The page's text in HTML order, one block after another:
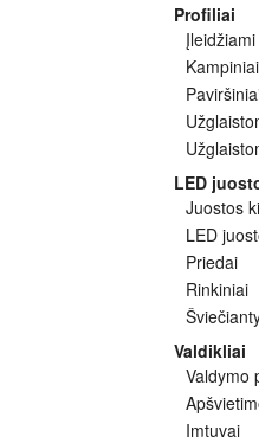
Profiliai
LED
Juostos
LED
Priedai
Rinkiniai
Valdikliai
Valdymo
Imtuvai